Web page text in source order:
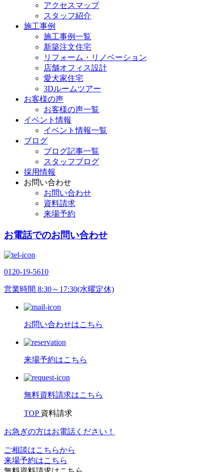
アクセスマップ
スタッフ紹介
施工事例
施工事例一覧
新築注文住宅
リフォーム・リノベーション
店舗オフィス設計
愛犬家住宅
3Dルームツアー
お客様の声
お客様の声一覧
イベント情報
イベント情報一覧
ブログ
ブログ記事一覧
スタッフブログ
採用情報
お問い合わせ
お問い合わせ
資料請求
来場予約
お電話でのお問い合わせ
0120-19-5610
営業時間 8:30～17:30(水曜定休)
お問い合わせはこちら
来場予約はこちら
無料資料請求はこちら
TOP 資料請求
お急ぎの方はお電話ください！
ご相談はこちらから
来場予約はこちら